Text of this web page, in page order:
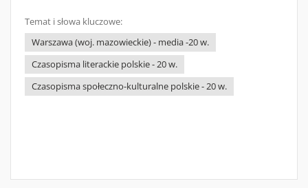
Temat i słowa kluczowe:
Warszawa (woj. mazowieckie) - media -20 w.
Czasopisma literackie polskie - 20 w.
Czasopisma społeczno-kulturalne polskie - 20 w.